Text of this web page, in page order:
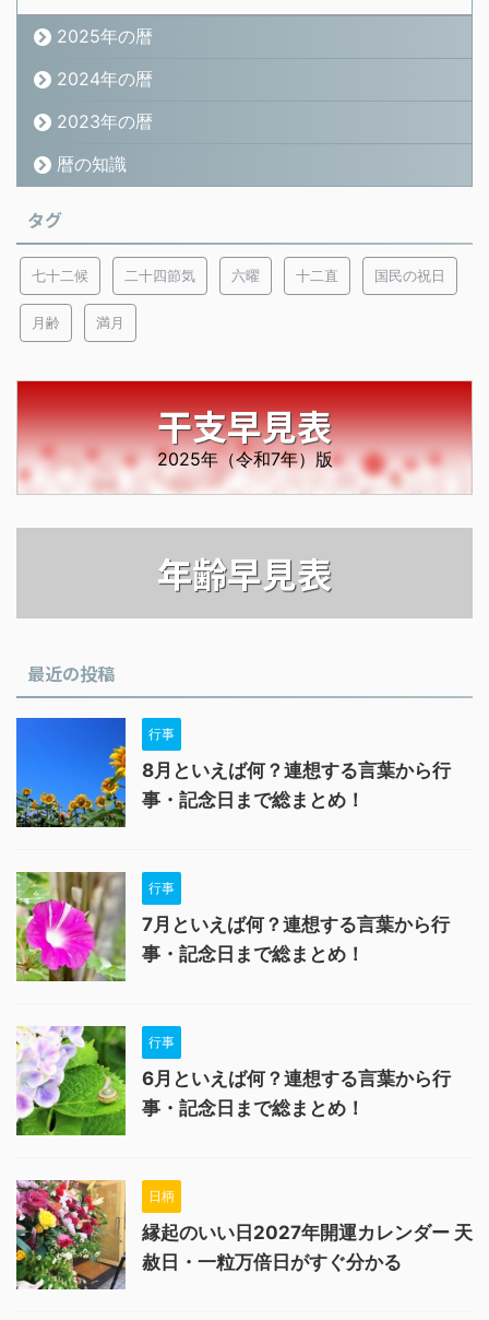
2025年の暦
2024年の暦
2023年の暦
暦の知識
タグ
七十二候 二十四節気 六曜 十二直 国民の祝日
月齢 満月
干支早見表
2025年（令和7年）版
年齢早見表
最近の投稿
行事
8月といえば何？連想する言葉から行
事・記念日まで総まとめ！
行事
7月といえば何？連想する言葉から行
事・記念日まで総まとめ！
行事
6月といえば何？連想する言葉から行
事・記念日まで総まとめ！
日柄
縁起のいい日2027年開運カレンダー 天
赦日・一粒万倍日がすぐ分かる